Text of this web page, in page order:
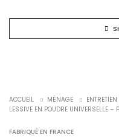
ACCUEIL MÉNAGE
LESSIVE EN POUDRE UNIVERSELLE –
FABRIQUÉ EN FRANCE